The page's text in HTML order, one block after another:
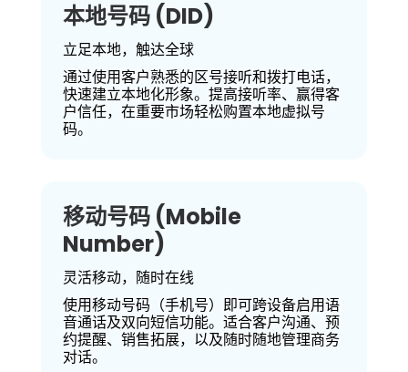
本地号码 (DID)
立足本地，触达全球
通过使用客户熟悉的区号接听和拨打电话，
快速建立本地化形象。提高接听率、赢得客
户信任，在重要市场轻松购置本地虚拟号
码。
移动号码 (Mobile
Number)
灵活移动，随时在线
使用移动号码（手机号）即可跨设备启用语
音通话及双向短信功能。适合客户沟通、预
约提醒、销售拓展，以及随时随地管理商务
对话。